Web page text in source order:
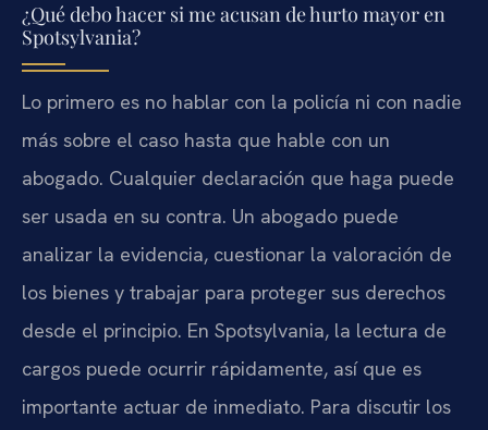
¿Qué debo hacer si me acusan de hurto mayor en
Spotsylvania?
Lo primero es no hablar con la policía ni con nadie
más sobre el caso hasta que hable con un
abogado. Cualquier declaración que haga puede
ser usada en su contra. Un abogado puede
analizar la evidencia, cuestionar la valoración de
los bienes y trabajar para proteger sus derechos
desde el principio. En Spotsylvania, la lectura de
cargos puede ocurrir rápidamente, así que es
importante actuar de inmediato. Para discutir los